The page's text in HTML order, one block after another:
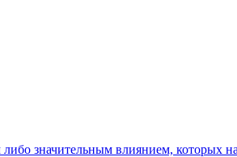
либо значительным влиянием,